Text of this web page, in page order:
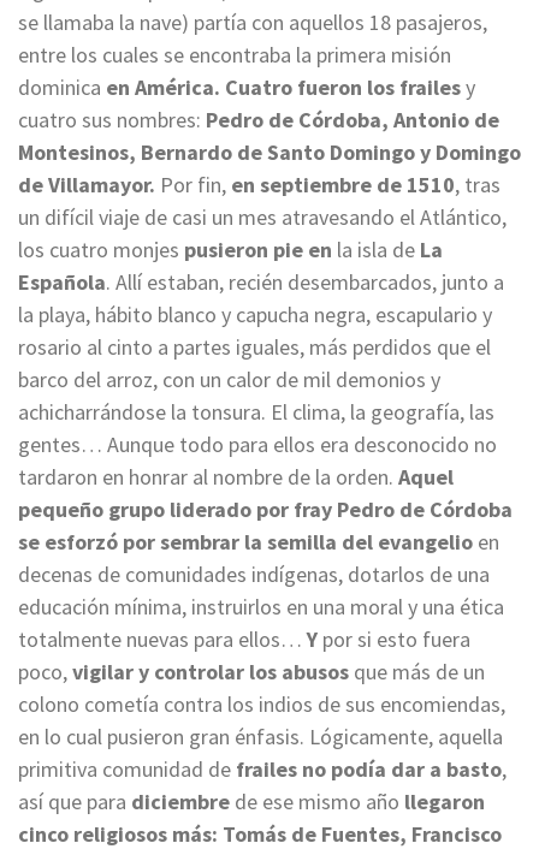
se llamaba la nave) partía con aquellos 18 pasajeros,
entre los cuales se encontraba la primera misión
dominica en América. Cuatro fueron los frailesy
cuatro sus nombres: Pedro de Córdoba, Antonio de
Montesinos, Bernardo de Santo Domingo y Domingo
de Villamayor. Por fin, en septiembre de 1510, tras
un difícil viaje de casi un mes atravesando el Atlántico,
los cuatro monjes pusieron pie en la isla de La
Española. Allí estaban, recién desembarcados, junto a
la playa, hábito blanco y capucha negra, escapulario y
rosario al cinto a partes iguales, más perdidos que el
barco del arroz, con un calor de mil demonios y
achicharrándose la tonsura. El clima, la geografía, las
gentes… Aunque todo para ellos era desconocido no
tardaron en honrar al nombre de la orden. Aquel
pequeño grupo liderado por fray Pedro de Córdoba
se esforzó por sembrar la semilla del evangelio en
decenas de comunidades indígenas, dotarlos de una
educación mínima, instruirlos en una moral y una ética
totalmente nuevas para ellos…Y por si esto fuera
poco,vigilar y controlar los abusos que más de un
colono cometía contra los indios de sus encomiendas,
en lo cual pusieron gran énfasis. Lógicamente, aquella
primitiva comunidad de frailes no podía dar a basto,
así que para diciembre de ese mismo año llegaron
cinco religiosos más: Tomás de Fuentes, Francisco